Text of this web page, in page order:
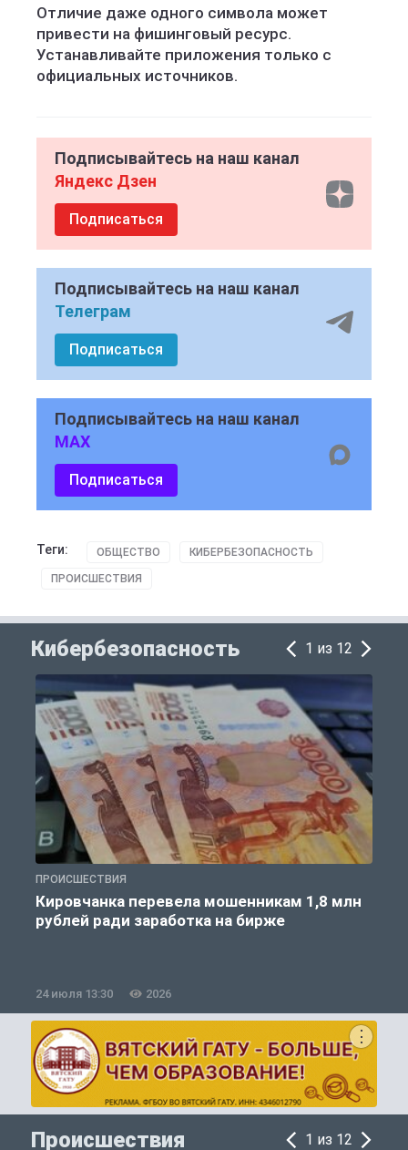
Отличие даже одного символа может
привести на фишинговый ресурс.
Устанавливайте приложения только с
официальных источников.
Подписывайтесь на наш канал
Яндекс Дзен
Подписаться
Подписывайтесь на наш канал
Телеграм
Подписаться
Подписывайтесь на наш канал
MAX
Подписаться
Теги: ОБЩЕСТВО КИБЕРБЕЗОПАСНОСТЬ
ПРОИСШЕСТВИЯ
Кибербезопасность 1 из 12
ПРОИСШЕСТВИЯ
Кировчанка перевела мошенникам 1,8 млн
рублей ради заработка на бирже
24 июля 13:30 2026
Происшествия 1 из 12